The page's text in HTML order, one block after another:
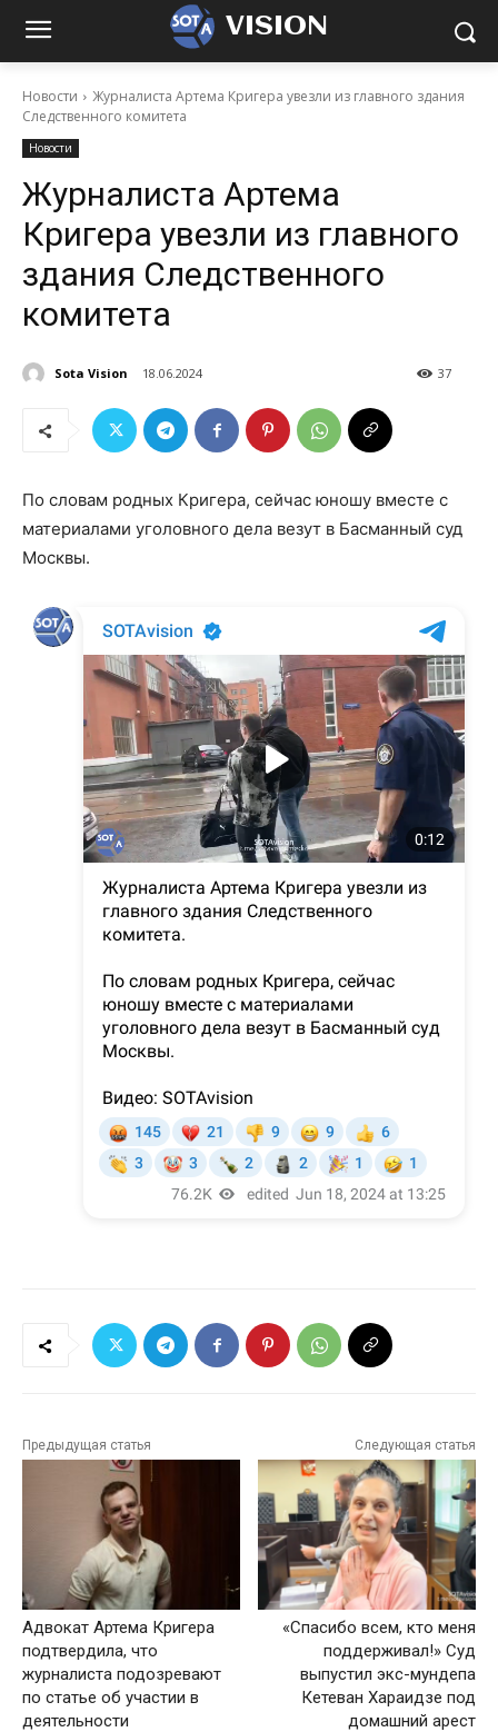
VISION
Новости
Журналиста Артема Кригера увезли из главного здания
Следственного комитета
Новости
Журналиста Артема
Кригера увезли из главного
здания Следственного
комитета
Sota Vision 18.06.2024 37
По словам родных Кригера, сейчас юношу вместе с
материалами уголовного дела везут в Басманный суд
Москвы.
Предыдущая статья
Адвокат Артема Кригера
подтвердила, что
журналиста подозревают
по статье об участии в
деятельности
Следующая статья
«Спасибо всем, кто меня
поддерживал!» Суд
выпустил экс-мундепа
Кетеван Хараидзе под
домашний арест